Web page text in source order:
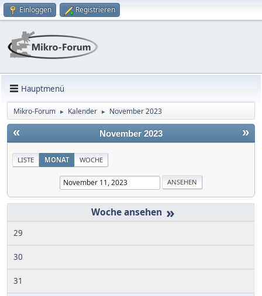
Einloggen Registrieren
Hauptmenü
Mikro-Forum ► Kalender ► November 2023
« »
November 2023
LISTE MONAT WOCHE
»
29
30
31